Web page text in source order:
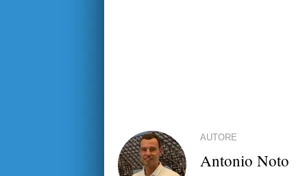
AUTORE
Antonio Noto